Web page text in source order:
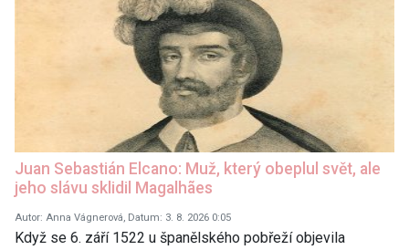
Juan Sebastián Elcano: Muž, který obeplul svět, ale
jeho slávu sklidil Magalhães
Autor: Anna Vágnerová, Datum: 3. 8. 2026 0:05
Když se 6. září 1522 u španělského pobřeží objevila